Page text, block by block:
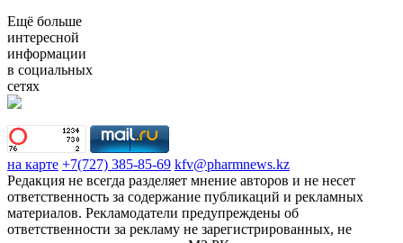
Ещё больше
интересной
информации
в социальных
сетях
на карте +7(727) 385-85-69 kfv@pharmnews.kz
Редакция не всегда разделяет мнение авторов и не несет
ответственность за содержание публикаций и рекламных
материалов. Рекламодатели предупреждены об
ответственности за рекламу не зарегистрированных, не